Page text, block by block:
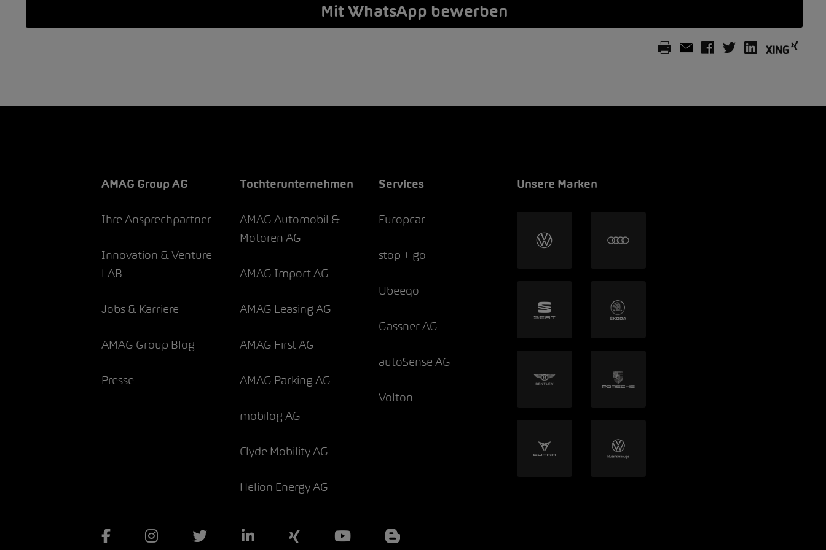
Mit WhatsApp bewerben
AMAG Group AG
Ihre Ansprechpartner
Innovation & Venture
LAB
Jobs & Karriere
AMAG Group Blog
Presse
Tochterunternehmen
AMAG Automobil &
Motoren AG
AMAG Import AG
AMAG Leasing AG
AMAG First AG
AMAG Parking AG
mobilog AG
Clyde Mobility AG
Helion Energy AG
Services
Europcar
stop + go
Ubeeqo
Gassner AG
autoSense AG
Volton
Unsere Marken